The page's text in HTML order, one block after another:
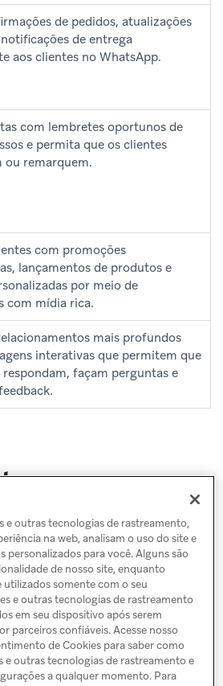
de pedidos, atualizações
de entrega
aos clientes no WhatsApp.
com lembretes oportunos de
e permita que os clientes
ou remarquem.
com promoções
lançamentos de produtos e
por meio de
com mídia rica.
mais profundos
interativas que permitem que
façam perguntas e
no WhatsApp
e outras tecnologias de rastreamento,
na web, analisam o uso do site e
personalizados para você. Alguns são
de nosso site, enquanto
somente com o seu
e outras tecnologias de rastreamento
em seu dispositivo após serem
parceiros confiáveis. Acesse nosso
de Cookies para saber como
e outras tecnologias de rastreamento e
a qualquer momento. Para